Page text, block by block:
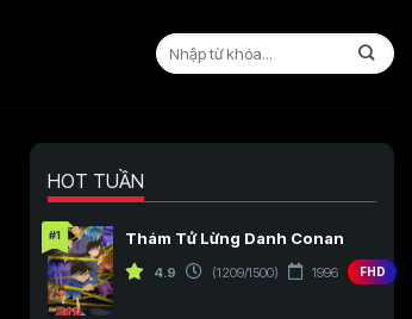
HOT TUẦN
#1 Thám Tử Lừng Danh Conan
4.9 (1209/1500) 1996 FHD